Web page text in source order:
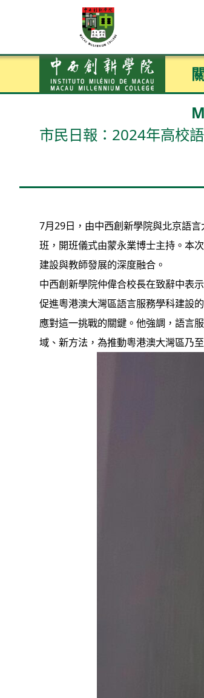
市民日報：2024年高校
7月29日，由中西創新學院與北京語
班，開班儀式由蒙永業博士主持。本
建設與教師發展的深度融合。
中西創新學院仲偉合校長在致辭中表
促進粵港澳大灣區語言服務學科建設
應對這一挑戰的關鍵。他強調，語言
域、新方法，為推動粵港澳大灣區乃